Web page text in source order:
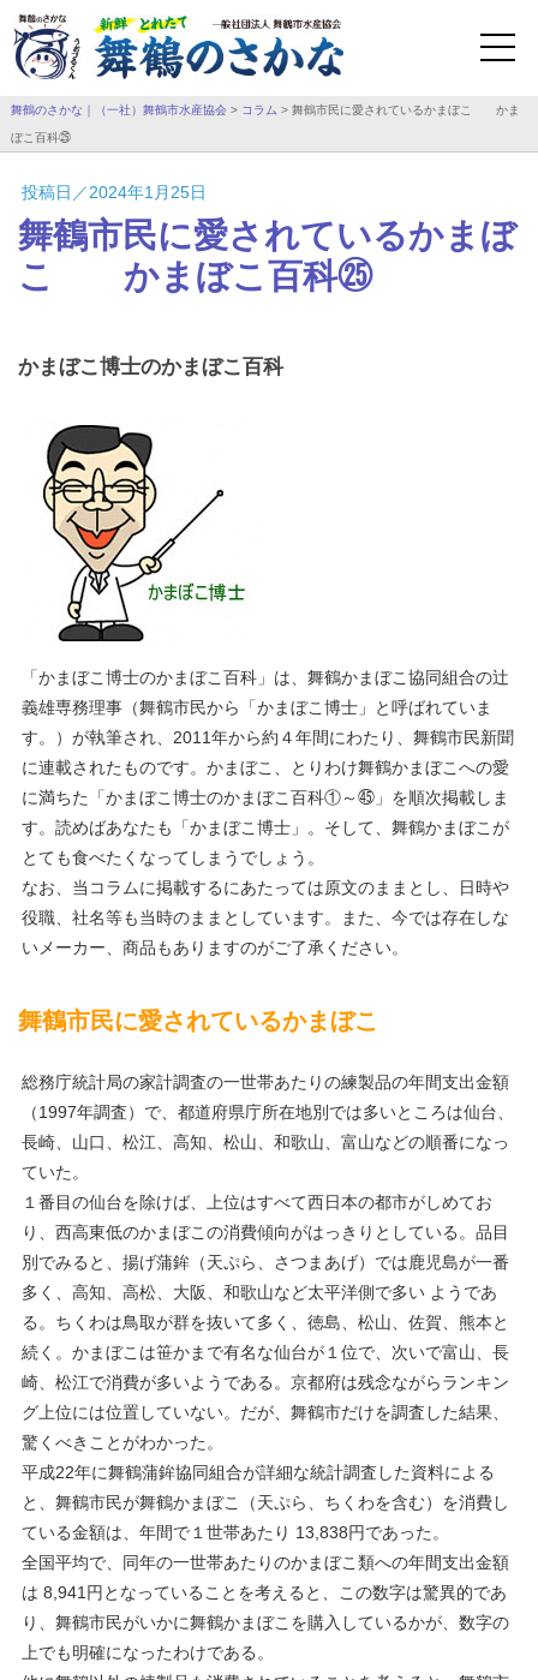
舞鶴のさかな｜（一社）舞鶴市水産協会> コラム > 舞鶴市民に愛されているかまぼこ かま
ぼこ百科㉕
投稿日／2024年1月25日
舞鶴市民に愛されているかまぼ
こ かまぼこ百科㉕
かまぼこ博士のかまぼこ百科
「かまぼこ博士のかまぼこ百科」は、舞鶴かまぼこ協同組合の辻
義雄専務理事（舞鶴市民から「かまぼこ博士」と呼ばれていま
す。）が執筆され、2011年から約４年間にわたり、舞鶴市民新聞
に連載されたものです。かまぼこ、とりわけ舞鶴かまぼこへの愛
に満ちた「かまぼこ博士のかまぼこ百科①～㊺」を順次掲載しま
す。読めばあなたも「かまぼこ博士」。そして、舞鶴かまぼこが
とても食べたくなってしまうでしょう。
なお、当コラムに掲載するにあたっては原文のままとし、日時や
役職、社名等も当時のままとしています。また、今では存在しな
いメーカー、商品もありますのがご了承ください。
舞鶴市民に愛されているかまぼこ
総務庁統計局の家計調査の一世帯あたりの練製品の年間支出金額
（1997年調査）で、都道府県庁所在地別では多いところは仙台、
長崎、山口、松江、高知、松山、和歌山、富山などの順番になっ
ていた。
１番目の仙台を除けば、上位はすべて西日本の都市がしめてお
り、西高東低のかまぼこの消費傾向がはっきりとしている。品目
別でみると、揚げ蒲鉾（天ぷら、さつまあげ）では鹿児島が一番
多く、高知、高松、大阪、和歌山など太平洋側で多い ようであ
る。ちくわは鳥取が群を抜いて多く、徳島、松山、佐賀、熊本と
続く。かまぼこは笹かまで有名な仙台が１位で、次いで富山、長
崎、松江で消費が多いようである。京都府は残念ながらランキン
グ上位には位置していない。だが、舞鶴市だけを調査した結果、
驚くべきことがわかった。
平成22年に舞鶴蒲鉾協同組合が詳細な統計調査した資料による
と、舞鶴市民が舞鶴かまぼこ（天ぷら、ちくわを含む）を消費し
ている金額は、年間で１世帯あたり 13,838円であった。
全国平均で、同年の一世帯あたりのかまぼこ類への年間支出金額
は 8,941円となっていることを考えると、この数字は驚異的であ
り、舞鶴市民がいかに舞鶴かまぼこを購入しているかが、数字の
上でも明確になったわけである。